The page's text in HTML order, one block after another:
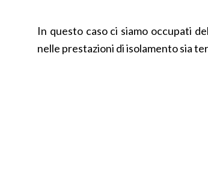
In questo caso ci siamo occupati
nelle prestazioni di isolamento sia